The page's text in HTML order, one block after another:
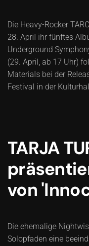
Die Heavy-Rocker
28. April ihr fünftes
Underground
(29. April, ab 17 Uhr)
Materials bei der
Festival in der
TARJA
von
Die ehemalige
Solopfaden eine